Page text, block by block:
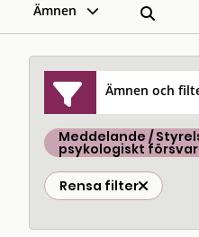
Ämnen
Ämnen och
Meddelande /
psykologiskt försvar
Rensa filter